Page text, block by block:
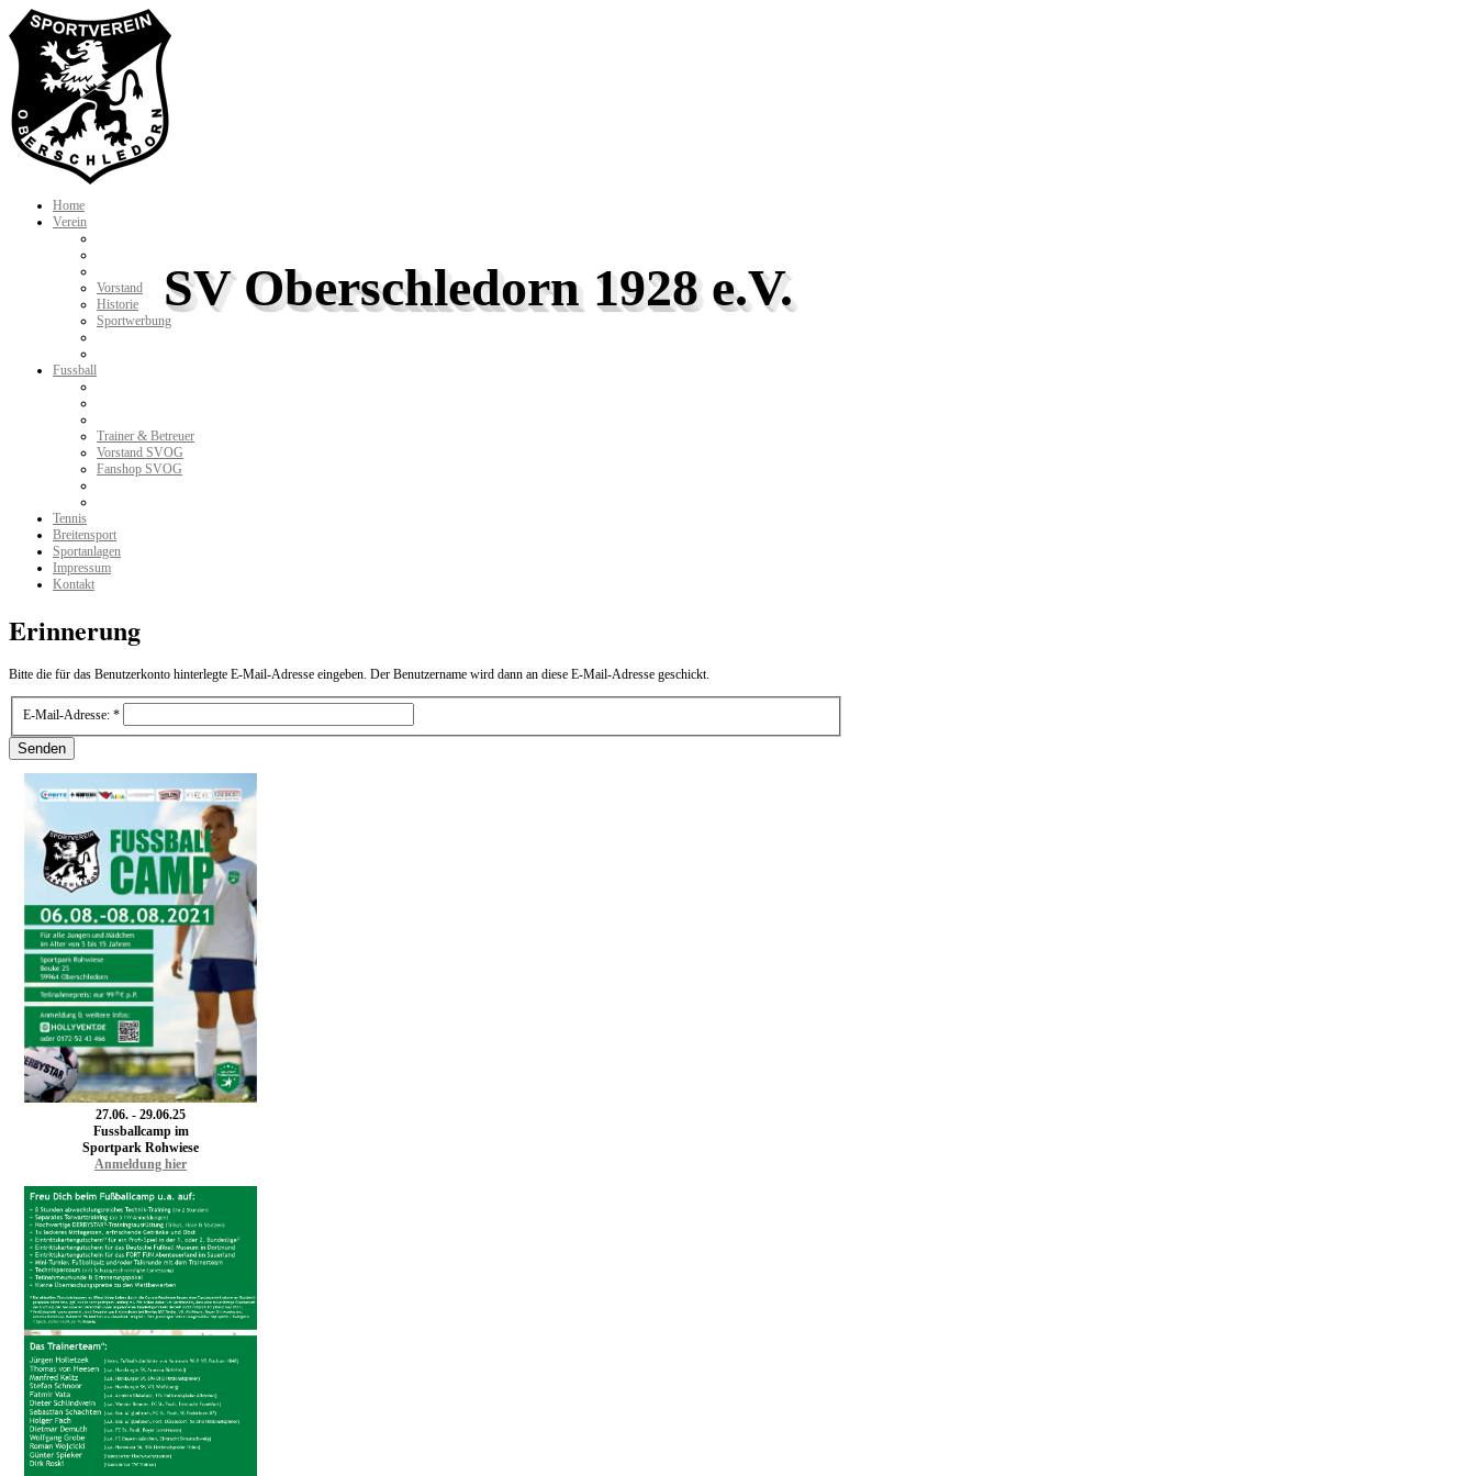
SV Oberschledorn 1928 e.V.
Home
Verein
Vorstand
Historie
Sportwerbung
Fussball
Trainer & Betreuer
Vorstand SVOG
Fanshop SVOG
Tennis
Breitensport
Sportanlagen
Impressum
Kontakt
Erinnerung
Bitte die für das Benutzerkonto hinterlegte E-Mail-Adresse eingeben. Der Benutzername wird dann an diese E-Mail-Adresse geschickt.
E-Mail-Adresse: *
Senden
27.06. - 29.06.25
Fussballcamp im
Sportpark Rohwiese
Anmeldung hier